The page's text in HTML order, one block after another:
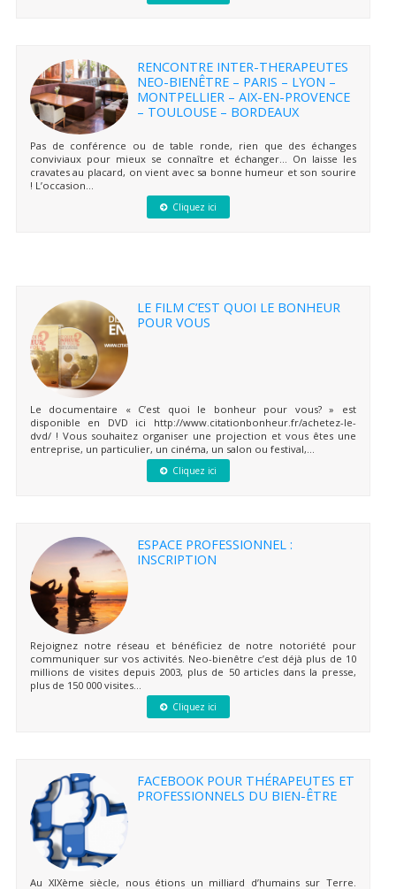
RENCONTRE INTER-THERAPEUTES
NEO-BIENÊTRE – PARIS – LYON –
MONTPELLIER – AIX-EN-PROVENCE
– TOULOUSE – BORDEAUX
Pas de conférence ou de table ronde, rien que des échanges
conviviaux pour mieux se connaître et échanger… On laisse les
cravates au placard, on vient avec sa bonne humeur et son sourire
! L’occasion...
Cliquez ici
LE FILM C’EST QUOI LE BONHEUR
POUR VOUS
Le documentaire « C’est quoi le bonheur pour vous? » est
disponible en DVD ici http://www.citationbonheur.fr/achetez-le-
dvd/ ! Vous souhaitez organiser une projection et vous êtes une
entreprise, un particulier, un cinéma, un salon ou festival,...
Cliquez ici
ESPACE PROFESSIONNEL :
INSCRIPTION
Rejoignez notre réseau et bénéficiez de notre notoriété pour
communiquer sur vos activités. Neo-bienêtre c’est déjà plus de 10
millions de visites depuis 2003, plus de 50 articles dans la presse,
plus de 150 000 visites...
Cliquez ici
FACEBOOK POUR THÉRAPEUTES ET
PROFESSIONNELS DU BIEN-ÊTRE
Au XIXème siècle, nous étions un milliard d’humains sur Terre.